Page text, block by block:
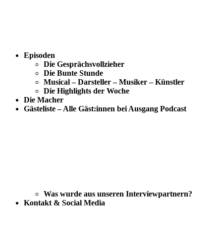
Episoden
Die Gesprächsvollzieher
Die Bunte Stunde
Musical – Darsteller – Musiker – Künstler
Die Highlights der Woche
Die Macher
Gästeliste – Alle Gäst:innen bei Ausgang Podcast
Was wurde aus unseren Interviewpartnern?
Kontakt & Social Media